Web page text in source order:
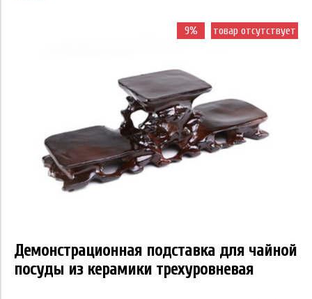
9% товар отсутствует
Демонстрационная подставка для чайной
посуды из керамики трехуровневая